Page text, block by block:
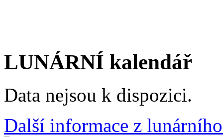
LUNÁRNÍ kalendář
Data nejsou k dispozici.
Další informace z